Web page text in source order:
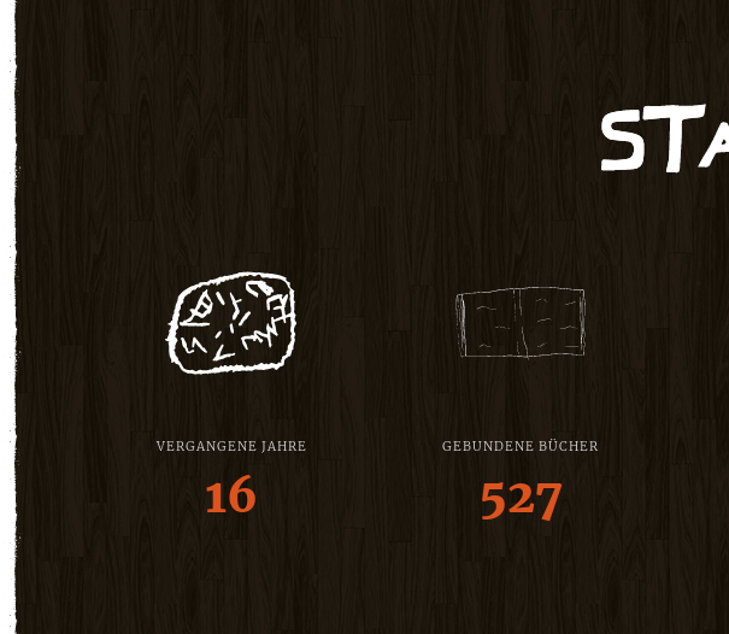
VERGANGENE JAHRE
16
GEBUNDENE BÜCHER
527